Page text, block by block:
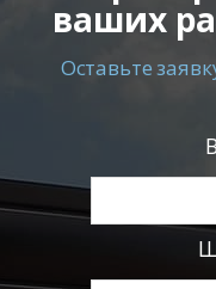
ваших
Оставьте